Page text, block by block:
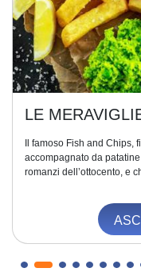
LE
Il famoso Fish and Chips,
accompagnato da
romanzi dell’ottocento, e